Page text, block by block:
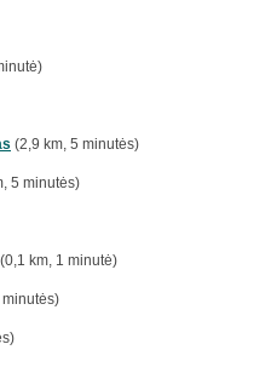
(2,9 km, 5 minutės)
5 minutės)
(0,1 km, 1 minutė)